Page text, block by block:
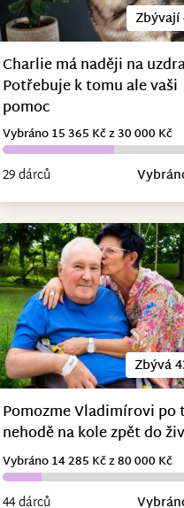
Zbývají
Charlie má naději na
Potřebuje k tomu ale vaši
pomoc
29 dárců
Vybráno 15 365 Kč z 30 000 Kč
Zbývá
Pomozme Vladimírovi po
nehodě na kole zpět do
44 dárců
Vybráno 14 285 Kč z 80 000 Kč